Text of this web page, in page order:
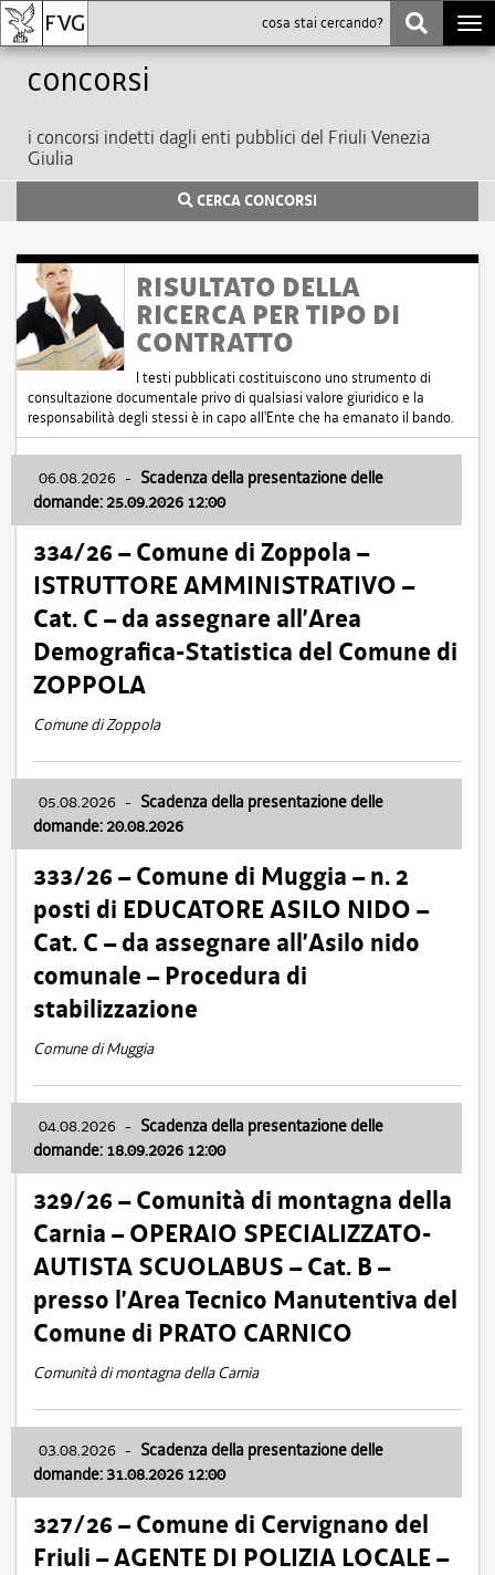
Concorsi
i concorsi indetti dagli enti pubblici del Friuli Venezia
Giulia
CERCA CONCORSI
RISULTATO DELLA
RICERCA PER TIPO DI
CONTRATTO
I testi pubblicati costituiscono uno strumento di
consultazione documentale privo di qualsiasi valore giuridico e la
responsabilità degli stessi è in capo all'Ente che ha emanato il bando.
06.08.2026 - Scadenza della presentazione delle
domande: 25.09.2026 12:00
334/26 – Comune di Zoppola –
ISTRUTTORE AMMINISTRATIVO –
Cat. C – da assegnare all’Area
Demografica-Statistica del Comune di
ZOPPOLA
Comune di Zoppola
05.08.2026 - Scadenza della presentazione delle
domande: 20.08.2026
333/26 – Comune di Muggia – n. 2
posti di EDUCATORE ASILO NIDO –
Cat. C – da assegnare all’Asilo nido
comunale – Procedura di
stabilizzazione
Comune di Muggia
04.08.2026 - Scadenza della presentazione delle
domande: 18.09.2026 12:00
329/26 – Comunità di montagna della
Carnia – OPERAIO SPECIALIZZATO-
AUTISTA SCUOLABUS – Cat. B –
presso l’Area Tecnico Manutentiva del
Comune di PRATO CARNICO
Comunità di montagna della Carnia
03.08.2026 - Scadenza della presentazione delle
domande: 31.08.2026 12:00
327/26 – Comune di Cervignano del
Friuli – AGENTE DI POLIZIA LOCALE –